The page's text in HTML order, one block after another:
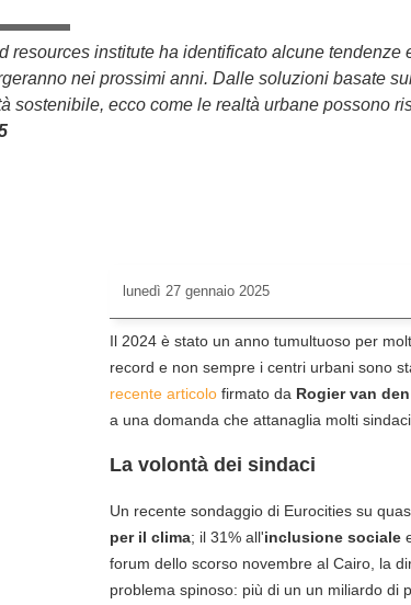
resources institute ha identificato alcune tendenze
nei prossimi anni. Dalle soluzioni basate
sostenibile, ecco come le realtà urbane possono
lunedì 27 gennaio 2025
Il 2024 è stato un anno tumultuoso per
record e non sempre i centri urbani sono
recente articolo firmato da Rogier van
a una domanda che attanaglia molti
La volontà dei sindaci
Un recente sondaggio di Eurocities su
per il clima; il 31% all'inclusione sociale
forum dello scorso novembre al Cairo, la
problema spinoso: più di un un miliardo di